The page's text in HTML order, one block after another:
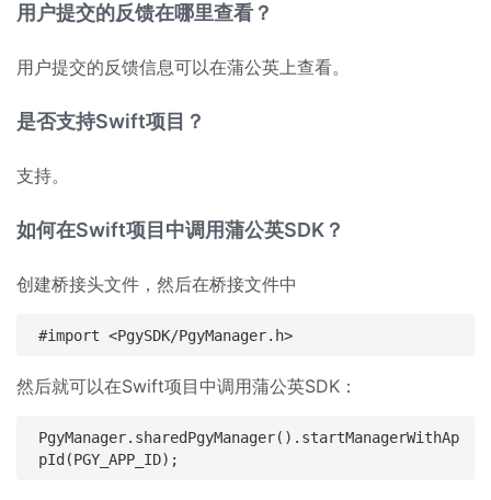
用户提交的反馈在哪里查看？
用户提交的反馈信息可以在蒲公英上查看。
是否支持Swift项目？
支持。
如何在Swift项目中调用蒲公英SDK？
创建桥接头文件，然后在桥接文件中
然后就可以在Swift项目中调用蒲公英SDK：
PgyManager.sharedPgyManager().startManagerWithAp